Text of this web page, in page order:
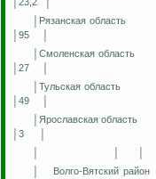
│Рязанская область
│95
│Смоленская область
│27
│Тульская область
│49
│Ярославская область
│3
Волго-Вятский район